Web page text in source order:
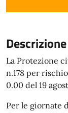
Descrizione
La Protezione
n.178 per
0.00 del 19
Per le giornate